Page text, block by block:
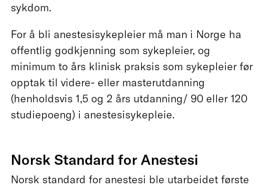
sykdom.
For å bli anestesisykepleier må man i Norge ha
offentlig godkjenning som sykepleier, og
minimum to års klinisk praksis som sykepleier før
opptak til videre- eller masterutdanning
(henholdsvis 1,5 og 2 års utdanning/ 90 eller 120
studiepoeng) i anestesisykepleie.
Norsk Standard for Anestesi
Norsk standard for anestesi ble utarbeidet første